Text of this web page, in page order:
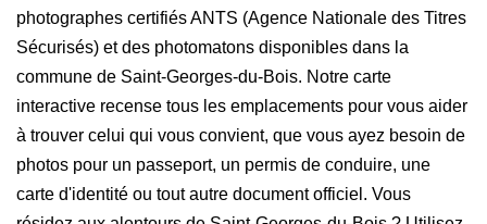
photographes certifiés ANTS (Agence Nationale des Titres
Sécurisés) et des photomatons disponibles dans la
commune de Saint-Georges-du-Bois. Notre carte
interactive recense tous les emplacements pour vous aider
à trouver celui qui vous convient, que vous ayez besoin de
photos pour un passeport, un permis de conduire, une
carte d'identité ou tout autre document officiel. Vous